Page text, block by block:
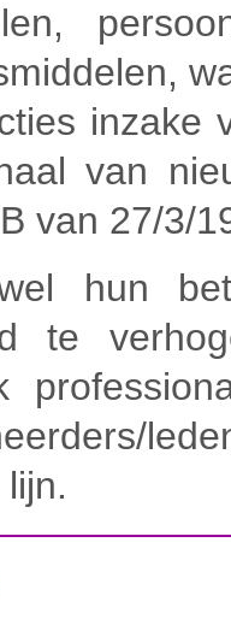
inzake
van
van 27/3/
hun
te